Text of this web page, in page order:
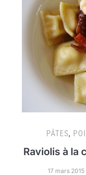
PÂTES,
Raviolis à la
17 mars 2015